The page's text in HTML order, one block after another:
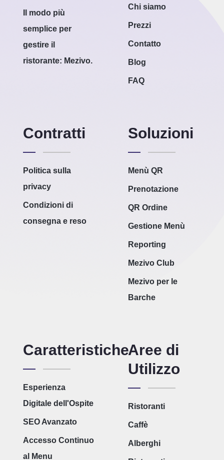
Il modo più
semplice per
gestire il
ristorante: Mezivo.
Chi siamo
Prezzi
Contatto
Blog
FAQ
Contratti
Politica sulla
privacy
Condizioni di
consegna e reso
Soluzioni
Menù QR
Prenotazione
QR Ordine
Gestione Menù
Reporting
Mezivo Club
Mezivo per le
Barche
Caratteristiche
Esperienza
Digitale dell'Ospite
SEO Avanzato
Accesso Continuo
al Menu
Aree di
Utilizzo
Ristoranti
Caffè
Alberghi